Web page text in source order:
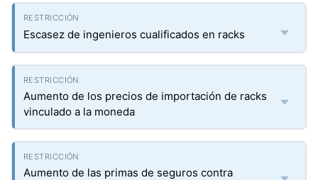
Escasez de ingenieros cualificados en racks
Aumento de los precios de importación de racks
vinculado a la moneda
Aumento de las primas de seguros contra